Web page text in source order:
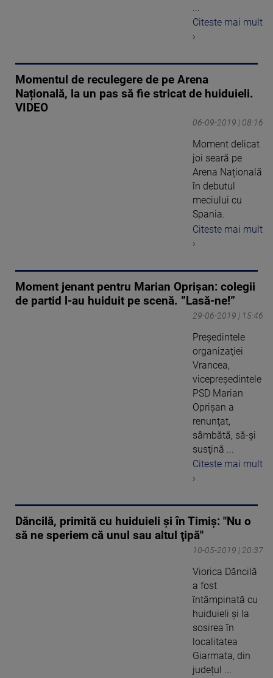
Citeste mai mult
›
Momentul de reculegere de pe Arena
Națională, la un pas să fie stricat de huiduieli.
VIDEO
06-09-2019 | 08:16
Moment delicat
joi seară pe
Arena Națională
în debutul
meciului cu
Spania.
Citeste mai mult
›
Moment jenant pentru Marian Oprișan: colegii
de partid l-au huiduit pe scenă. ”Lasă-ne!”
29-06-2019 | 15:46
Preşedintele
organizaţiei
Vrancea,
vicepreşedintele
PSD Marian
Oprişan a
renunţat,
sâmbătă, să-şi
susţină ...
Citeste mai mult
›
Dăncilă, primită cu huiduieli și în Timiș: "Nu o
să ne speriem că unul sau altul ţipă"
10-05-2019 | 20:37
Viorica Dăncilă
a fost
întâmpinată cu
huiduieli și la
sosirea în
localitatea
Giarmata, din
județul ...